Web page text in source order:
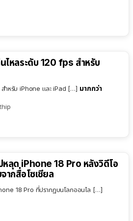
ไหลระดับ 120 fps สำหรับ
สำหรับ iPhone และ iPad […] มากกว่า
ลุด iPhone 18 Pro หลังวิดีโอ
ากสื่อโซเชียล
18 Pro ที่ปรากฏบนโลกออนไล […]